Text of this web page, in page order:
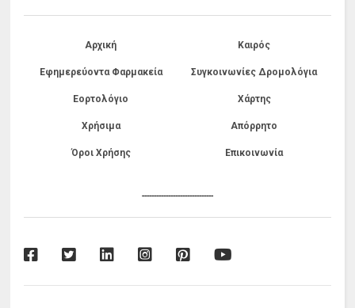
Αρχική Καιρός
Εφημερεύοντα Φαρμακεία Συγκοινωνίες Δρομολόγια
Εορτολόγιο Χάρτης
Χρήσιμα Απόρρητο
Όροι Χρήσης Επικοινωνία
------------------------------